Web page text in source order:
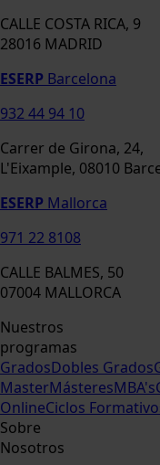
CALLE COSTA RICA, 9
28016 MADRID
ESERP Barcelona
932 44 94 10
Carrer de Girona, 24,
L'Eixample, 08010
ESERP Mallorca
971 22 8108
CALLE BALMES, 50
07004 MALLORCA
Nuestros
programas
GradosDobles Grados
MasterMásteresMBA's
OnlineCiclos
Sobre
Nosotros